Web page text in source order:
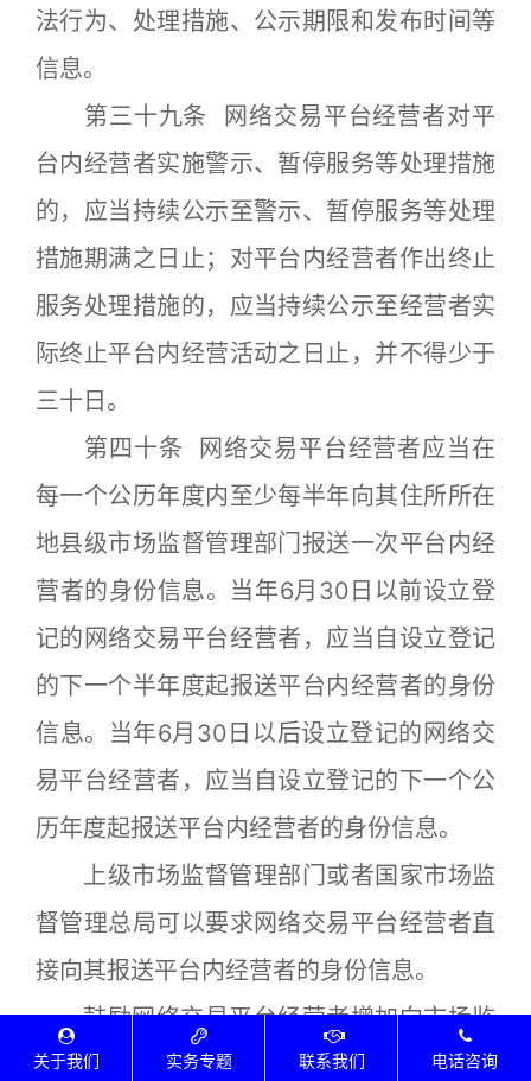
法行为、处理措施、公示期限和发布时间等
信息。
第三十九条 网络交易平台经营者对平
台内经营者实施警示、暂停服务等处理措施
的，应当持续公示至警示、暂停服务等处理
措施期满之日止；对平台内经营者作出终止
服务处理措施的，应当持续公示至经营者实
际终止平台内经营活动之日止，并不得少于
三十日。
第四十条 网络交易平台经营者应当在
每一个公历年度内至少每半年向其住所所在
地县级市场监督管理部门报送一次平台内经
营者的身份信息。当年6月30日以前设立登
记的网络交易平台经营者，应当自设立登记
的下一个半年度起报送平台内经营者的身份
信息。当年6月30日以后设立登记的网络交
易平台经营者，应当自设立登记的下一个公
历年度起报送平台内经营者的身份信息。
上级市场监督管理部门或者国家市场监
督管理总局可以要求网络交易平台经营者直
接向其报送平台内经营者的身份信息。
鼓励网络交易平台经营者增加向市场监
督管理部门报送平台内经营者的身份信息的
关于我们 实务专题 联系我们 电话咨询